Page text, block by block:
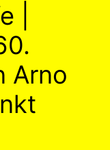
|
Arno